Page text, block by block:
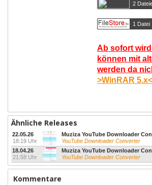
2
1 Datei
Ab sofort
können mit
werden da
>WinRAR 5.x<
Ähnliche Releases
22.05.26
18:19 Uhr
Muziza YouTube Downloader
YouTube Downloader Converter
18.04.26
21:58 Uhr
Muziza YouTube Downloader
YouTube Downloader Converter
Kommentare